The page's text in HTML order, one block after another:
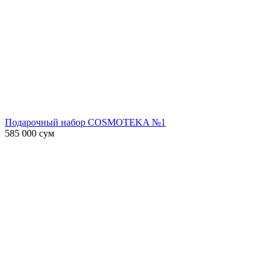
Подарочный набор COSMOTEKA №1
585 000 сум